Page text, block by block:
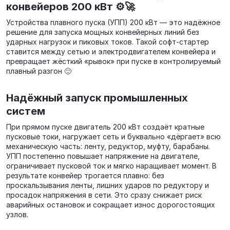
конвейеров 200 кВт ⚙️🚀
Устройства плавного пуска (УПП) 200 кВт — это надёжное
решение для запуска мощных конвейерных линий без
ударных нагрузок и пиковых токов. Такой софт‑стартер
ставится между сетью и электродвигателем конвейера и
превращает жёсткий «рывок» при пуске в контролируемый
плавный разгон 🙂
Надёжный запуск промышленных
систем
При прямом пуске двигатель 200 кВт создаёт кратные
пусковые токи, нагружает сеть и буквально «дёргает» всю
механическую часть: ленту, редуктор, муфту, барабаны.
УПП постепенно повышает напряжение на двигателе,
ограничивает пусковой ток и мягко наращивает момент. В
результате конвейер трогается плавно: без
проскальзывания ленты, лишних ударов по редуктору и
просадок напряжения в сети. Это сразу снижает риск
аварийных остановок и сокращает износ дорогостоящих
узлов.